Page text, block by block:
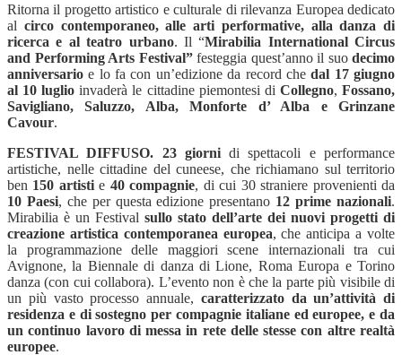
Ritorna il progetto artistico e culturale di rilevanza Europea dedicato
al circo contemporaneo, alle arti performative, alla danza di
ricerca e al teatro urbano. Il “Mirabilia International Circus
and Performing Arts Festival”festeggia quest’anno il suo decimo
anniversario e lo fa con un’edizione da record chedal 17 giugno
al 10 luglio invaderà le cittadine piemontesi di Collegno,Fossano,
Savigliano, Saluzzo, Alba, Monforte d’ Alba e Grinzane
Cavour.
FESTIVAL DIFFUSO. 23 giornidi spettacoli e performance
artistiche, nelle cittadine del cuneese, che richiamano sul territorio
ben 150 artistie 40 compagnie, di cui 30 straniere provenienti da
10 Paesi, che per questa edizione presentano 12 prime nazionali.
Mirabilia è un Festival sullo stato dell’arte dei nuovi progetti di
creazione artistica contemporanea europea, che anticipa a volte
la programmazione delle maggiori scene internazionali tra cui
Avignone, la Biennale di danza di Lione, Roma Europa e Torino
danza (con cui collabora). L’evento non è che la parte più visibile di
un più vasto processo annuale, caratterizzato da un’attività di
residenza e di sostegno per compagnie italiane ed europee, e da
un continuo lavoro di messa in rete delle stesse con altre realtà
europee.